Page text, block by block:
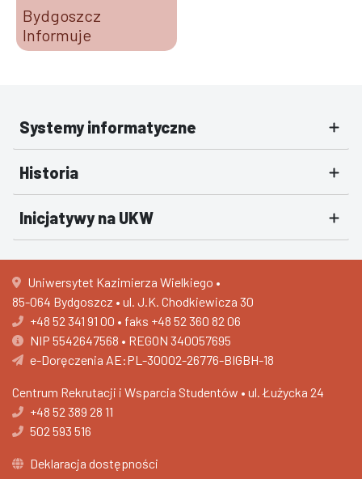
Bydgoszcz
Informuje
Systemy informatyczne
Historia
Inicjatywy na UKW
Uniwersytet Kazimierza Wielkiego •
85-064 Bydgoszcz • ul. J.K. Chodkiewicza 30
+48 52 341 91 00 • faks +48 52 360 82 06
NIP 5542647568 • REGON 340057695
e-Doręczenia AE:PL-30002-26776-BIGBH-18
Centrum Rekrutacji i Wsparcia Studentów • ul. Łużycka 24
+48 52 389 28 11
502 593 516
Deklaracja dostępności